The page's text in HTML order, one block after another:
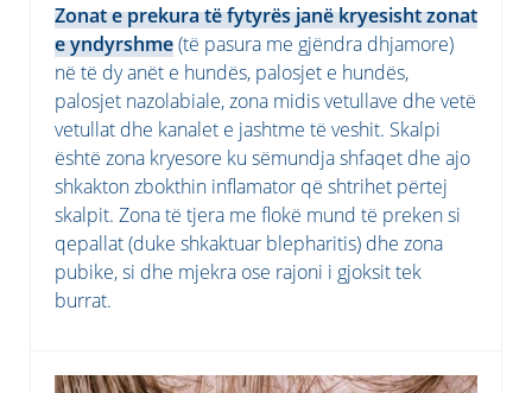
Zonat e prekura të fytyrës janë kryesisht zonat
e yndyrshme(të pasura me gjëndra dhjamore)
në të dy anët e hundës, palosjet e hundës,
palosjet nazolabiale, zona midis vetullave dhe vetë
vetullat dhe kanalet e jashtme të veshit. Skalpi
është zona kryesore ku sëmundja shfaqet dhe ajo
shkakton zbokthin inflamator që shtrihet përtej
skalpit. Zona të tjera me flokë mund të preken si
qepallat (duke shkaktuar blepharitis) dhe zona
pubike, si dhe mjekra ose rajoni i gjoksit tek
burrat.